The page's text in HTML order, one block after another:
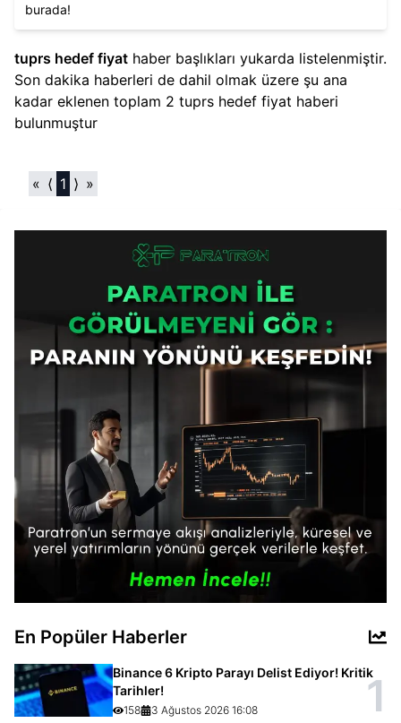
burada!
tuprs hedef fiyat​ haber başlıkları yukarda listelenmiştir.
Son dakika haberleri de dahil olmak üzere şu ana
kadar eklenen toplam 2 tuprs hedef fiyat​ haberi
bulunmuştur
« ⟨ 1 ⟩ »
En Popüler Haberler
Binance 6 Kripto Parayı Delist Ediyor! Kritik
Tarihler!
158 3 Ağustos 2026 16:08 1